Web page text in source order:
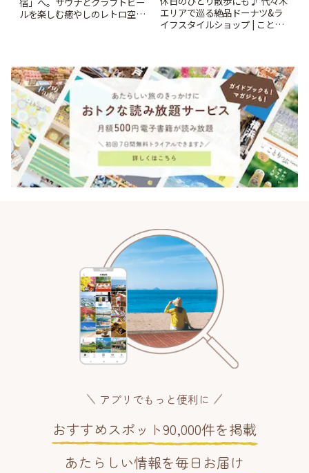
ルを楽しむ癒やしのレトロ空間
エリアで巡る絶品ドーナツ&ラ
イフスタイルショップ | ことり
アプリでもっと便利に
おすすめスポット90,000件を掲載
あたらしい情報を毎日お届け